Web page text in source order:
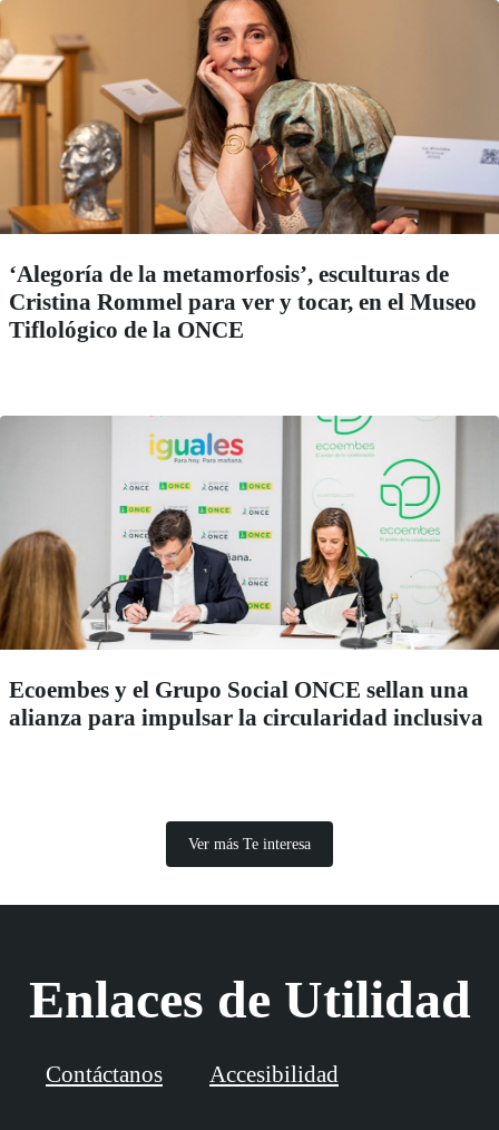
‘Alegoría de la metamorfosis’, esculturas de
Cristina Rommel para ver y tocar, en el Museo
Tiflológico de la ONCE
Ecoembes y el Grupo Social ONCE sellan una
alianza para impulsar la circularidad inclusiva
Ver más Te interesa
Enlaces de Utilidad
Contáctanos Accesibilidad